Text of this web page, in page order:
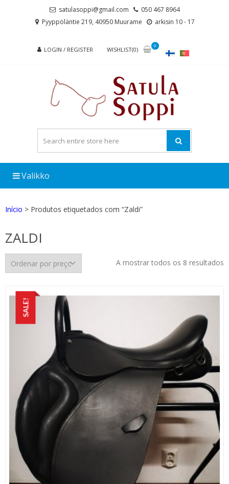
satulasoppi@gmail.com
050 467 8964
Pyyppöläntie 219, 40950 Muurame
arkisin 10 - 17
LOGIN / REGISTER WISHLIST(0)
0
Valikko
Início > Produtos etiquetados com “Zaldi”
ZALDI
A mostrar todos os 8 resultados
SALE!